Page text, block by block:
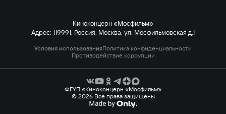
Киноконцерн «Мосфильм»
Адрес: 119991, Россия, Москва, ул. Мосфильмовская д.1
Условия использованияПолитика конфиденциальности
Противодействие коррупции
ФГУП «Киноконцерн «Мосфильм»
© 2026 Все права защищены